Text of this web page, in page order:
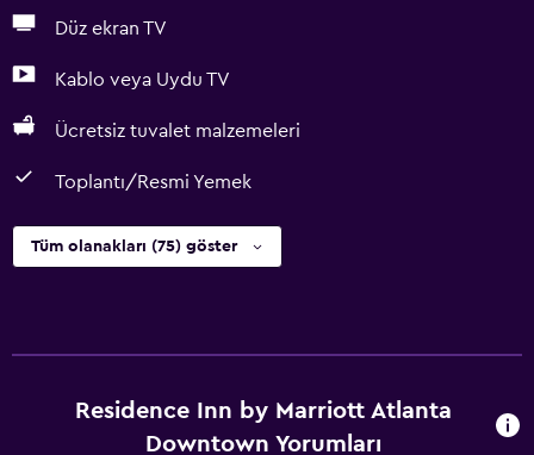
Düz ekran TV
Kablo veya Uydu TV
Ücretsiz tuvalet malzemeleri
Toplantı/Resmi Yemek
Tüm olanakları (75) göster
Residence Inn by Marriott Atlanta
Downtown Yorumları